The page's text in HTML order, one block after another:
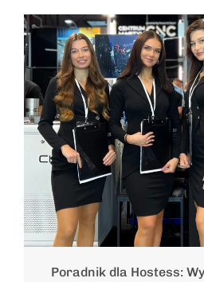
Poradnik dla Hostess: